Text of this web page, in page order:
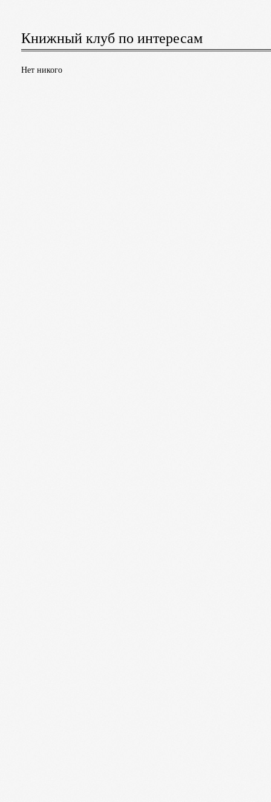
Книжный клуб по интересам
Нет никого